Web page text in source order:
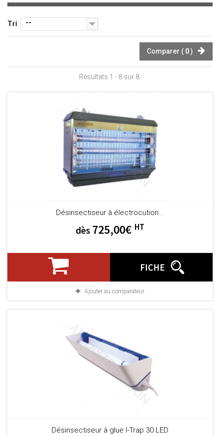
Tri --
Comparer ( 0)
Résultats 1 - 8 sur 8.
Désinsectiseur à électrocution...
dès 725,00€ HT
FICHE
Ajouter au comparateur
Désinsectiseur à glue I-Trap 30 LED